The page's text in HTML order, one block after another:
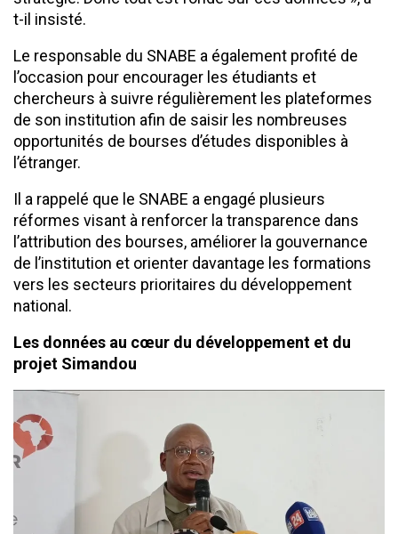
t-il insisté.
Le responsable du SNABE a également profité de
l’occasion pour encourager les étudiants et
chercheurs à suivre régulièrement les plateformes
de son institution afin de saisir les nombreuses
opportunités de bourses d’études disponibles à
l’étranger.
Il a rappelé que le SNABE a engagé plusieurs
réformes visant à renforcer la transparence dans
l’attribution des bourses, améliorer la gouvernance
de l’institution et orienter davantage les formations
vers les secteurs prioritaires du développement
national.
Les données au cœur du développement et du
projet Simandou